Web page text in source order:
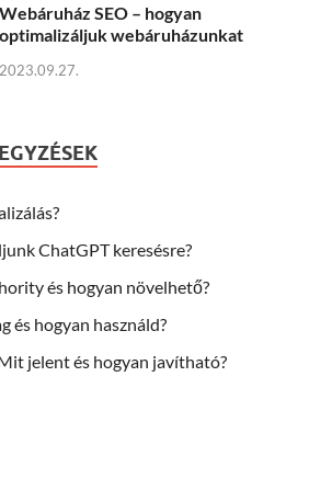
Webáruház SEO – hogyan
optimalizáljuk webáruházunkat
2023.09.27.
ChatGPT keresésre?
és hogyan növelhető?
és hogyan használd?
jelent és hogyan javítható?